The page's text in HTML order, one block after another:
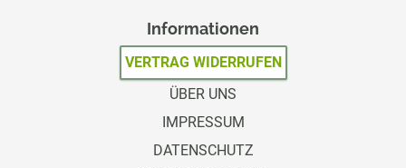
Informationen
VERTRAG WIDERRUFEN
ÜBER UNS
IMPRESSUM
DATENSCHUTZ